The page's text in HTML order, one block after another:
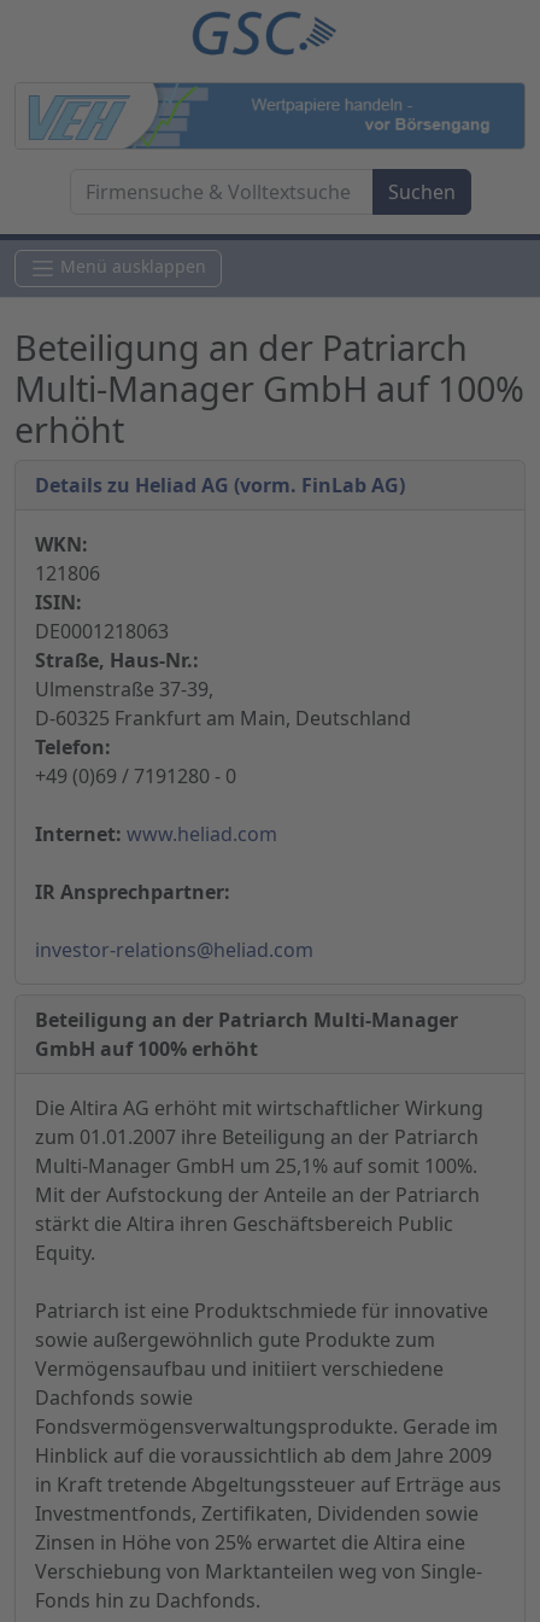
Menü ausklappen
Beteiligung an der Patriarch
Multi-Manager GmbH auf 100%
erhöht
Details zu Heliad AG (vorm. FinLab AG)
WKN:
121806
ISIN:
DE0001218063
Straße, Haus-Nr.:
Ulmenstraße 37-39,
D-60325 Frankfurt am Main, Deutschland
Telefon:
+49 (0)69 / 7191280 - 0
Internet: www.heliad.com
IR Ansprechpartner:
investor-relations@heliad.com
Beteiligung an der Patriarch Multi-Manager
GmbH auf 100% erhöht
Die Altira AG erhöht mit wirtschaftlicher Wirkung
zum 01.01.2007 ihre Beteiligung an der Patriarch
Multi-Manager GmbH um 25,1% auf somit 100%.
Mit der Aufstockung der Anteile an der Patriarch
stärkt die Altira ihren Geschäftsbereich Public
Equity.
Patriarch ist eine Produktschmiede für innovative
sowie außergewöhnlich gute Produkte zum
Vermögensaufbau und initiiert verschiedene
Dachfonds sowie
Fondsvermögensverwaltungsprodukte. Gerade im
Hinblick auf die voraussichtlich ab dem Jahre 2009
in Kraft tretende Abgeltungssteuer auf Erträge aus
Investmentfonds, Zertifikaten, Dividenden sowie
Zinsen in Höhe von 25% erwartet die Altira eine
Verschiebung von Marktanteilen weg von Single-
Fonds hin zu Dachfonds.